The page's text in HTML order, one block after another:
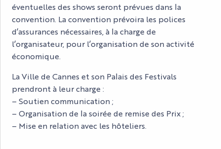
éventuelles des shows seront prévues dans la
convention. La convention prévoira les polices
d’assurances nécessaires, à la charge de
l’organisateur, pour l’organisation de son activité
économique.
La Ville de Cannes et son Palais des Festivals
prendront à leur charge :
– Soutien communication ;
– Organisation de la soirée de remise des Prix ;
– Mise en relation avec les hôteliers.